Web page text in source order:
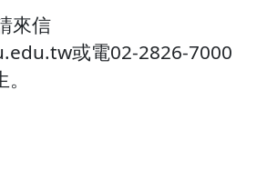
來信
或電02-2826-7000